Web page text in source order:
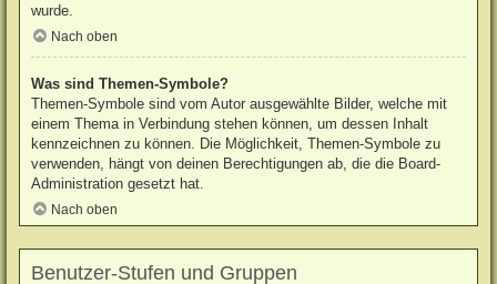
wurde.
Nach oben
Was sind Themen-Symbole?
Themen-Symbole sind vom Autor ausgewählte Bilder, welche mit
einem Thema in Verbindung stehen können, um dessen Inhalt
kennzeichnen zu können. Die Möglichkeit, Themen-Symbole zu
verwenden, hängt von deinen Berechtigungen ab, die die Board-
Administration gesetzt hat.
Nach oben
Benutzer-Stufen und Gruppen